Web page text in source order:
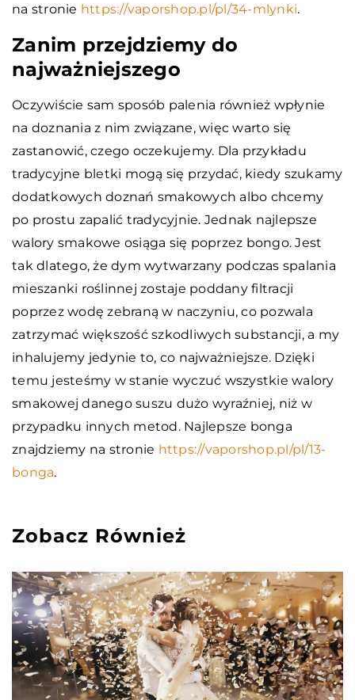
na stronie https://vaporshop.pl/pl/34-mlynki.
Zanim przejdziemy do
najważniejszego
Oczywiście sam sposób palenia również wpłynie
na doznania z nim związane, więc warto się
zastanowić, czego oczekujemy. Dla przykładu
tradycyjne bletki mogą się przydać, kiedy szukamy
dodatkowych doznań smakowych albo chcemy
po prostu zapalić tradycyjnie. Jednak najlepsze
walory smakowe osiąga się poprzez bongo. Jest
tak dlatego, że dym wytwarzany podczas spalania
mieszanki roślinnej zostaje poddany filtracji
poprzez wodę zebraną w naczyniu, co pozwala
zatrzymać większość szkodliwych substancji, a my
inhalujemy jedynie to, co najważniejsze. Dzięki
temu jesteśmy w stanie wyczuć wszystkie walory
smakowej danego suszu dużo wyraźniej, niż w
przypadku innych metod. Najlepsze bonga
znajdziemy na stronie https://vaporshop.pl/pl/13-
bonga.
Zobacz Również